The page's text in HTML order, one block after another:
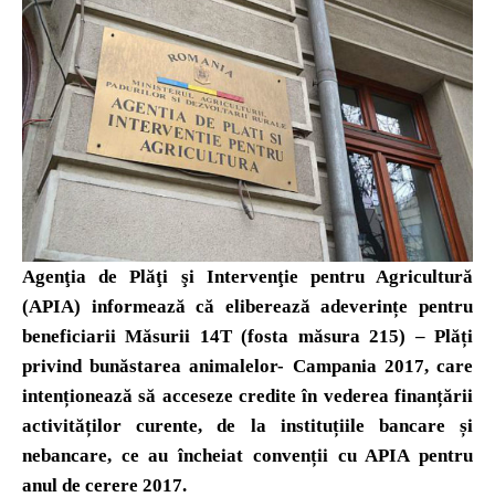
Agenţia de Plăţi şi Intervenţie pentru Agricultură
(APIA) informează că eliberează adeverințe pentru
beneficiarii Măsurii 14T (fosta măsura 215) – Plăți
privind bunăstarea animalelor- Campania 2017, care
intenționează să acceseze credite în vederea finanțării
activităților curente, de la instituțiile bancare și
nebancare, ce au încheiat convenții cu APIA pentru
anul de cerere 2017.